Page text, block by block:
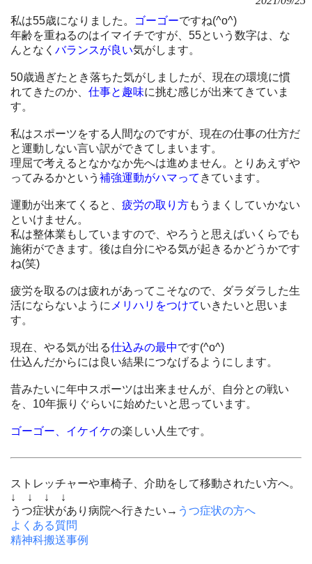
私は55歳になりました。 ゴーゴーですね(^o^)
年齢を重ねるのはイマイチですが、55という数字は、な
んとなくバランスが良い気がします。
50歳過ぎたとき落ちた気がしましたが、現在の環境に慣
れてきたのか、仕事と趣味に挑む感じが出来てきていま
す。
私はスポーツをする人間なのですが、現在の仕事の仕方だ
と運動しない言い訳ができてしまいます。
理屈で考えるとなかなか先へは進めません。とりあえずや
ってみるかという補強運動がハマって きています。
運動が出来てくると、疲労の取り方もうまくしていかない
といけません。
私は整体業もしていますので、やろうと思えばいくらでも
施術ができます。後は自分にやる気が起きるかどうかです
ね(笑)
疲労を取るのは疲れがあってこそなので、ダラダラした生
活にならないように メリハリをつけていきたいと思いま
す。
現在、やる気が出る仕込みの最中です(^o^)
仕込んだからには良い結果につなげるようにします。
昔みたいに年中スポーツは出来ませんが、自分との戦い
を、10年振りぐらいに始めたいと思っています。
ゴーゴー、イケイケの楽しい人生です。
ストレッチャーや車椅子、介助をして移動されたい方へ。
↓ ↓ ↓ ↓
うつ症状があり病院へ行きたい→ うつ症状の方へ
よくある質問
精神科搬送事例